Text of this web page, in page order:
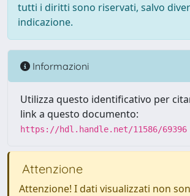
tutti i diritti sono riservati, salvo
indicazione.
Informazioni
Utilizza questo identificativo per
link a questo documento:
https://hdl.handle.net/11586/69396
Attenzione
Attenzione! I dati visualizzati non